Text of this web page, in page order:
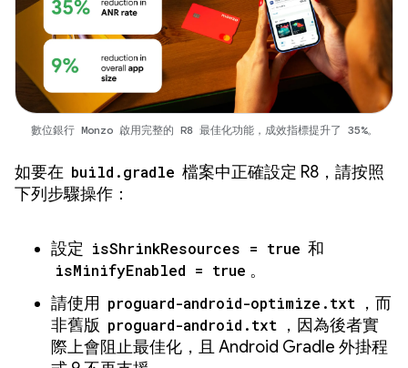
數位銀行 Monzo 啟用完整的 R8 最佳化功能，成效指標提升了 35%。
如要在 build.gradle 檔案中正確設定 R8，請按照
下列步驟操作：
設定 isShrinkResources = true 和
isMinifyEnabled = true 。
請使用 proguard-android-optimize.txt ，而
非舊版 proguard-android.txt ，因為後者實
際上會阻止最佳化，且 Android Gradle 外掛程